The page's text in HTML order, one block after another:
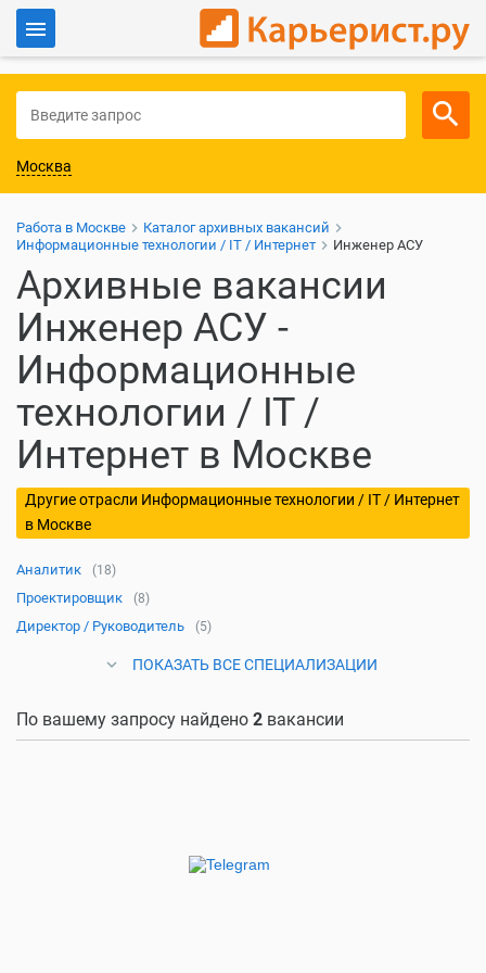
Для работодателей
Москва
Работа в Москве
Каталог архивных вакансий
Информационные технологии / IT / Интернет
Инженер АСУ
Архивные вакансии
Инженер АСУ -
Информационные
технологии / IT /
Интернет в Москве
Другие отрасли Информационные технологии / IT / Интернет
в Москве
Аналитик (18)
Проектировщик (8)
Директор / Руководитель (5)
ПОКАЗАТЬ ВСЕ СПЕЦИАЛИЗАЦИИ
По вашему запросу найдено 2 вакансии